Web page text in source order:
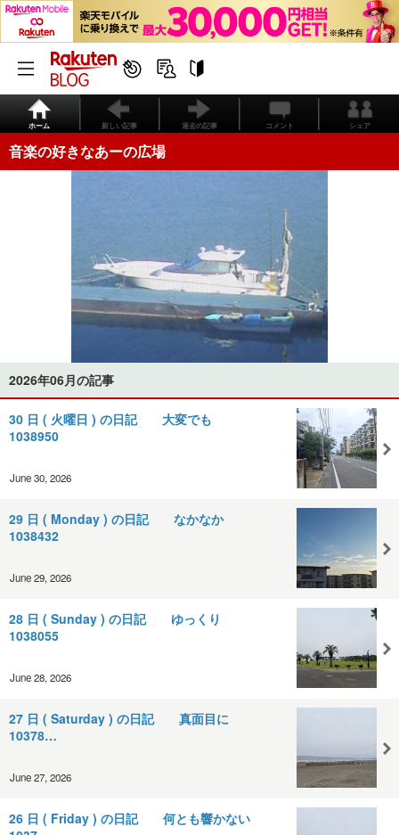
ホーム 新しい記事 過去の記事 コメント シェア
音楽の好きなあーの広場
2026年06月の記事
30 日 ( 火曜日 ) の日記 大変でも
1038950
June 30, 2026
29 日 ( Monday ) の日記 なかなか
1038432
June 29, 2026
28 日 ( Sunday ) の日記 ゆっくり
1038055
June 28, 2026
27 日 ( Saturday ) の日記 真面目に
10378…
June 27, 2026
26 日 ( Friday ) の日記 何とも響かない